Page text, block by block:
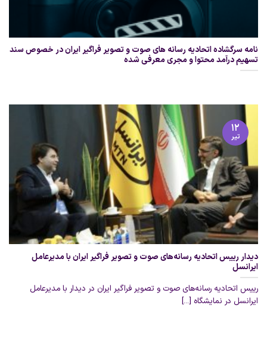
نامه سرگشاده اتحادیه رسانه های صوت و تصویر فراگیر ایران در خصوص سند
تسهیم درآمد محتوا و مجری معرفی شده
دیدار رییس اتحادیه رسانه‌های صوت و تصویر فراگیر ایران با مدیرعامل
ایرانسل
رییس اتحادیه رسانه‌های صوت و تصویر فراگیر ایران در دیدار با مدیرعامل
ایرانسل در نمایشگاه [...]
۱۲
تیر